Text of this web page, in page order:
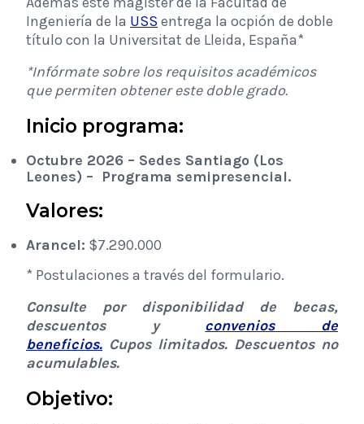
Ingeniería de la USS entrega la ocpión de doble
título con la Universitat de Lleida, España*
*Infórmate sobre los requisitos académicos
que permiten obtener este doble grado.
Inicio programa:
Octubre ​​2026 – Sedes Santiago (Los
Leones) – Programa semipresencial.
Valores:
Arancel: $7.290.000
* Postulaciones a través del formulario.
Consulte por disponibilidad de becas,
descuentos y convenios de
beneficios. Cupos limitados. Descuentos no
acumulables.
Objetivo: